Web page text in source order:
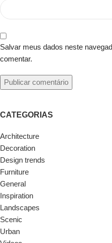
Salvar meus dados neste
comentar.
CATEGORIAS
Architecture
Decoration
Design trends
Furniture
General
Inspiration
Landscapes
Scenic
Urban